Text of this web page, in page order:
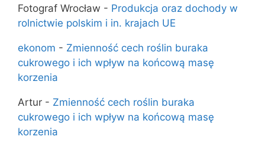
Fotograf Wrocław - Produkcja oraz dochody w
rolnictwie polskim i in. krajach UE
ekonom - Zmienność cech roślin buraka
cukrowego i ich wpływ na końcową masę
korzenia
Artur - Zmienność cech roślin buraka
cukrowego i ich wpływ na końcową masę
korzenia